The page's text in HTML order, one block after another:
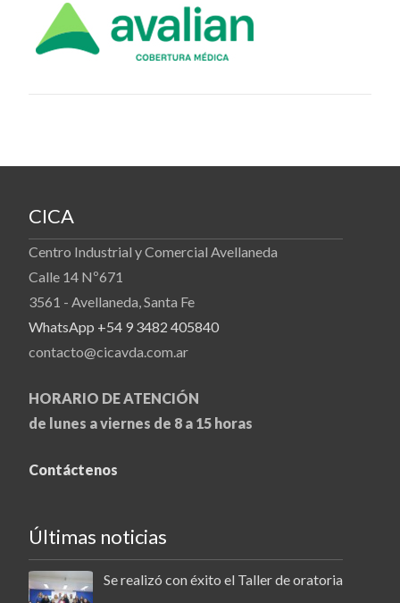
CICA
Centro Industrial y Comercial Avellaneda
Calle 14 Nº671
3561 - Avellaneda, Santa Fe
WhatsApp +54 9 3482 405840
contacto@cicavda.com.ar
HORARIO DE ATENCIÓN
de lunes a viernes de 8 a 15 horas
Contáctenos
Últimas noticias
Se realizó con éxito el Taller de oratoria